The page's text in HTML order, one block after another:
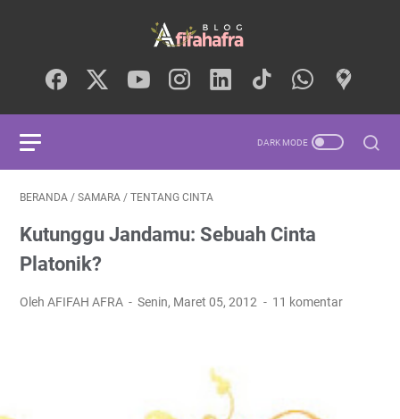
BERANDA / SAMARA / TENTANG CINTA
Kutunggu Jandamu: Sebuah Cinta
Platonik?
Oleh AFIFAH AFRA Senin, Maret 05, 2012 11 komentar